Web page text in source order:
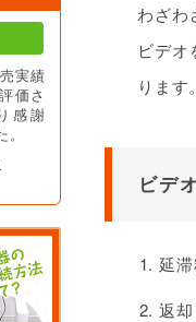
わざわ
ビデオ
ります。
ビデ
延
返
実績
価さ
感謝